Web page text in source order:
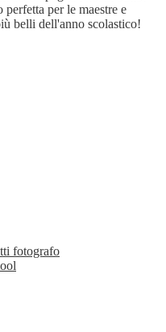
per le maestre e
belli dell'anno scolastico!
fotografo